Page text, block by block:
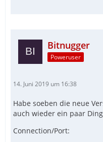
PassIt2
Bitnugger
Poweruser
14. Juni 2019 um 16:38
Habe soeben die neue
auch wieder ein paar
Connection/Port: